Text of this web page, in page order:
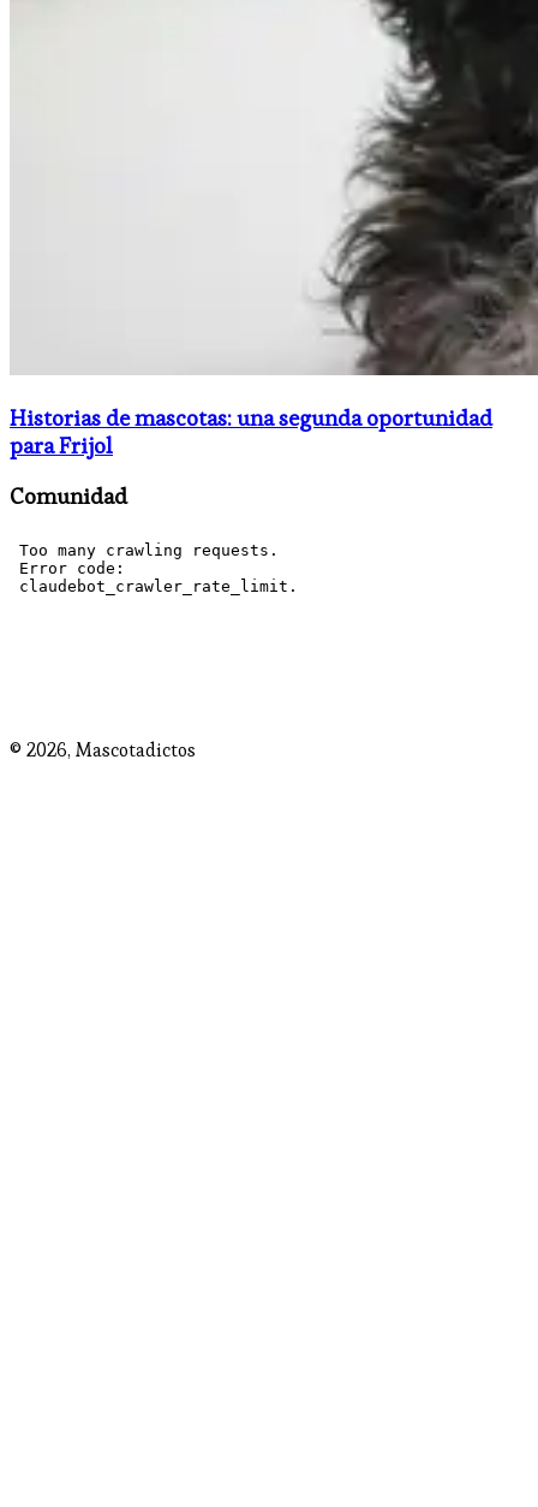
Historias de mascotas: una segunda oportunidad
para Frijol
Comunidad
© 2026, Mascotadictos